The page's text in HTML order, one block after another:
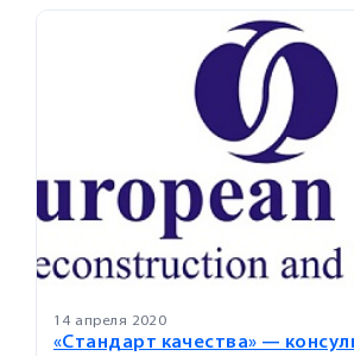
14 апреля 2020
«Стандарт качества» —